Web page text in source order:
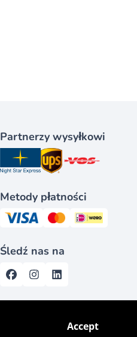
Accept
Partnerzy wysyłkowi
Metody płatności
Śledź nas na